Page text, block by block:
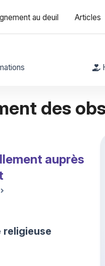
au deuil Articles
des
auprès
religieuse